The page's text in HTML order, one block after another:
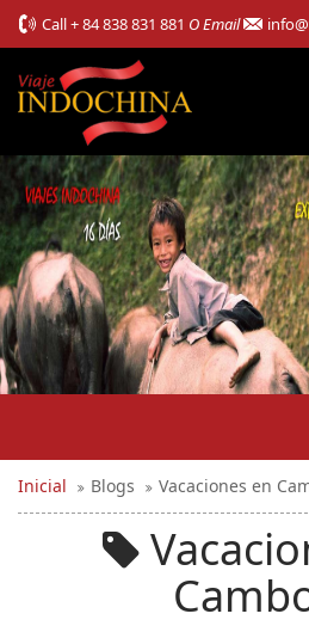
Call+ 84 838 831 881 O Email
Inicial Blogs Vacaciones en